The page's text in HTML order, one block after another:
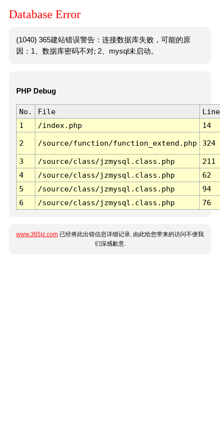
Database Error
(1040) 365建站错误警告：连接数据库失败，可能的原
因：1、数据库密码不对; 2、mysql未启动。
PHP Debug
No. File
Line
1
/index.php 14
2 /source/function/function_extend.php 324
3 /source/class/jzmysql.class.php
211
4
/source/class/jzmysql.class.php
62
5
/source/class/jzmysql.class.php
94
6
/source/class/jzmysql.class.php 76
www.365jz.com 已经将此出错信息详细记录, 由此给您带来的访问不便我
们深感歉意.